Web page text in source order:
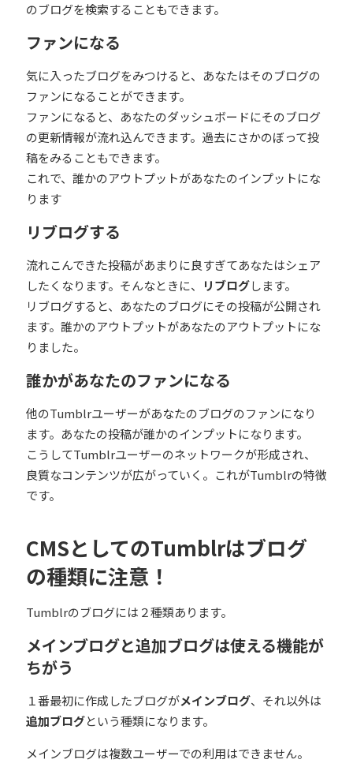
のブログを検索することもできます。
ファンになる
気に入ったブログをみつけると、あなたはそのブログの
ファンになることができます。
ファンになると、あなたのダッシュボードにそのブログ
の更新情報が流れ込んできます。過去にさかのぼって投
稿をみることもできます。
これで、誰かのアウトプットがあなたのインプットにな
ります
リブログする
流れこんできた投稿があまりに良すぎてあなたはシェア
したくなります。そんなときに、
リブログします。
リブログすると、あなたのブログにその投稿が公開され
ます。誰かのアウトプットがあなたのアウトプットにな
りました。
誰かがあなたのファンになる
他のTumblrユーザーがあなたのブログのファンになり
ます。あなたの投稿が誰かのインプットになります。
こうしてTumblrユーザーのネットワークが形成され、
良質なコンテンツが広がっていく。これがTumblrの特徴
です。
CMSとしてのTumblrはブログ
の種類に注意！
Tumblrのブログには２種類あります。
メインブログと追加ブログは使える機能が
ちがう
１番最初に作成したブログがメインブログ、それ以外は
追加ブログという種類になります。
メインブログは複数ユーザーでの利用はできません。